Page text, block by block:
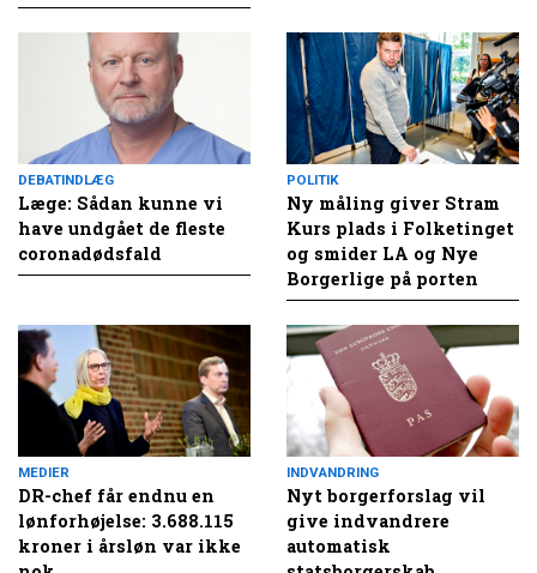
DEBATINDLÆG
Læge: Sådan kunne vi
have undgået de fleste
coronadødsfald
POLITIK
Ny måling giver Stram
Kurs plads i Folketinget
og smider LA og Nye
Borgerlige på porten
MEDIER
DR-chef får endnu en
lønforhøjelse: 3.688.115
kroner i årsløn var ikke
INDVANDRING
Nyt borgerforslag vil
give indvandrere
automatisk